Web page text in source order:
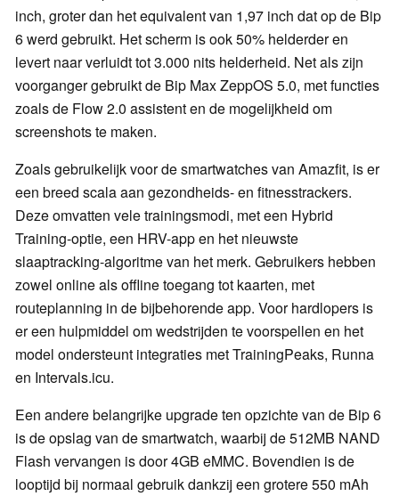
inch, groter dan het equivalent van 1,97 inch dat op de Bip
6 werd gebruikt. Het scherm is ook 50% helderder en
levert naar verluidt tot 3.000 nits helderheid. Net als zijn
voorganger gebruikt de Bip Max ZeppOS 5.0, met functies
zoals de Flow 2.0 assistent en de mogelijkheid om
screenshots te maken.
Zoals gebruikelijk voor de smartwatches van Amazfit, is er
een breed scala aan gezondheids- en fitnesstrackers.
Deze omvatten vele trainingsmodi, met een Hybrid
Training-optie, een HRV-app en het nieuwste
slaaptracking-algoritme van het merk. Gebruikers hebben
zowel online als offline toegang tot kaarten, met
routeplanning in de bijbehorende app. Voor hardlopers is
er een hulpmiddel om wedstrijden te voorspellen en het
model ondersteunt integraties met TrainingPeaks, Runna
en Intervals.icu.
Een andere belangrijke upgrade ten opzichte van de Bip 6
is de opslag van de smartwatch, waarbij de 512MB NAND
Flash vervangen is door 4GB eMMC. Bovendien is de
looptijd bij normaal gebruik dankzij een grotere 550 mAh